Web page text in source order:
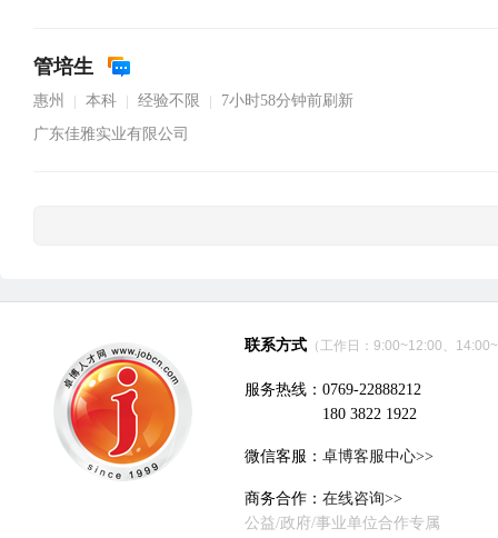
管培生
惠州 本科 经验不限
7小时58分钟前刷新
广东佳雅实业有限公司
联系方式 （工作日：9:00~12:00、
服务热线：0769-22888212
180 3822 1922
微信客服： 卓博客服中心>>
商务合作： 在线咨询>>
公益/政府/事业单位合作专属